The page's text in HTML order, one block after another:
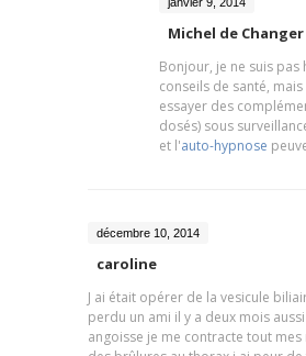
Michel de
Bonjour, je ne suis
conseils de santé,
essayer des
dosés) sous
et l'auto-hypnose
décembre 10, 2014
caroline
J ai était opérer de la vesicule
perdu un ami il y a deux mois
angoisse je me contracte tout